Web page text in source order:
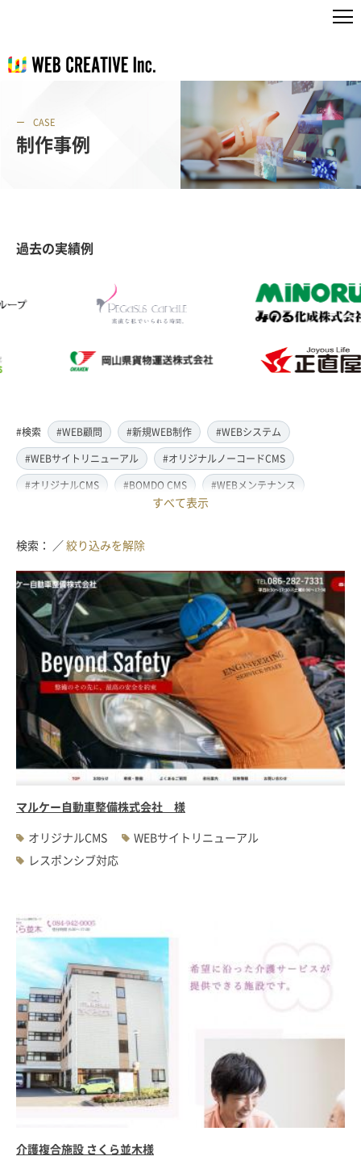
CASE
制作事例
過去の実績例
#検索 #WEB顧問 #新規WEB制作
#WEBシステム
#WEBサイトリニューアル
#オリジナルノーコードCMS
#オリジナルCMS
#BOMDO CMS
#WEBメンテナンス
#レスポンシブ対応
#翻訳・多言語対応
#情報管理システム
#取材・ライティング
#写真撮影
#動画制作(撮影・編集)
#ドローン撮影(空撮)
#イラスト制作
#アクセス解析・SEO対策
#名刺・パンフレット制作
#販促・ノベルティーグッズ制作
#ロゴマークデザイン
#SDGsサポート
#IT導入補助金
#JavaScript
#WEBサーバ移転
#AWS構築
#IoT関連
#Androidアプリ開発
#インソーシングコンサルティング
#JIS X 8341-3規格
#業務ツール #PHP
#MySQL
#採用・求人
#学校・教育・スクール
#病院・クリニック・医療
#集客サポート #広告運用
すべて表示
検索： ／絞り込みを解除
マルケー自動車整備株式会社 様
オリジナルCMS
WEBサイトリニューアル
レスポンシブ対応
介護複合施設 さくら並木様